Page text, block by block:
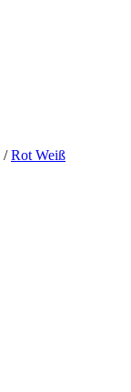
/Rot Weiß